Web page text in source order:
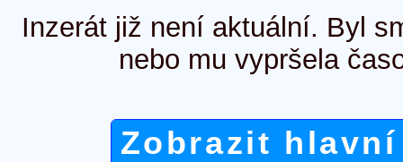
Inzerát již není aktuální. Byl
nebo mu vypršela
Zobrazit